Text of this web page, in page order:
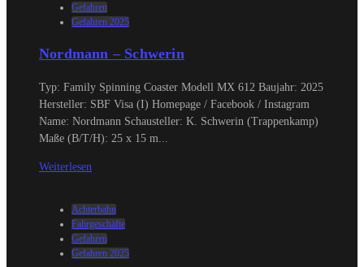
Gefahren
Gefahren 2025
Nordmann – Schwerin
Typ: Family Spinning Coaster Modell MX 612 Baujahr: 2025
Hersteller: SBF Visa (I) Homepage / Facebook / Instagram
Name: Nordmann Schausteller: K. Schwerin (Trappenkamp)
Maße (B/T/H): 25 x 15 m...
Weiterlesen
Achterbahn
Fahrgeschäfte
Gefahren
Gefahren 2025